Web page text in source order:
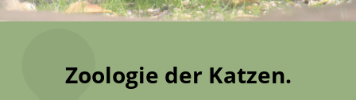
Zoologie der Katzen.